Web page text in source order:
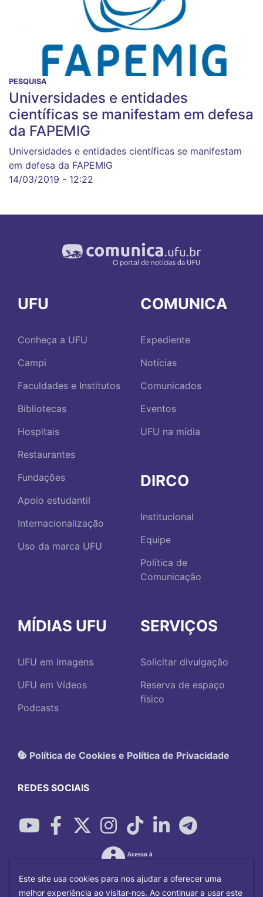
PESQUISA
Universidades e entidades
científicas se manifestam em defesa
da FAPEMIG
Universidades e entidades científicas se manifestam
em defesa da FAPEMIG
14/03/2019 - 12:22
UFU
Conheça a UFU
Campi
Faculdades e Institutos
Bibliotecas
Hospitais
Restaurantes
Fundações
Apoio estudantil
Internacionalização
Uso da marca UFU
COMUNICA
Expediente
Notícias
Comunicados
Eventos
UFU na mídia
DIRCO
Institucional
Equipe
Política de
Comunicação
MÍDIAS UFU
UFU em Imagens
UFU em Vídeos
Podcasts
SERVIÇOS
Solicitar divulgação
Reserva de espaço
físico
Política de Cookies e Política de Privacidade
REDES SOCIAIS
Este site usa cookies para nos ajudar a oferecer uma
melhor experiência ao visitar-nos. Ao continuar a usar este